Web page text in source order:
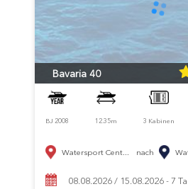
Bavaria 40
BJ 2008 12.35m 3 Kabinen
Watersport Cent... nach
08.08.2026 / 15.08.2026 - 7